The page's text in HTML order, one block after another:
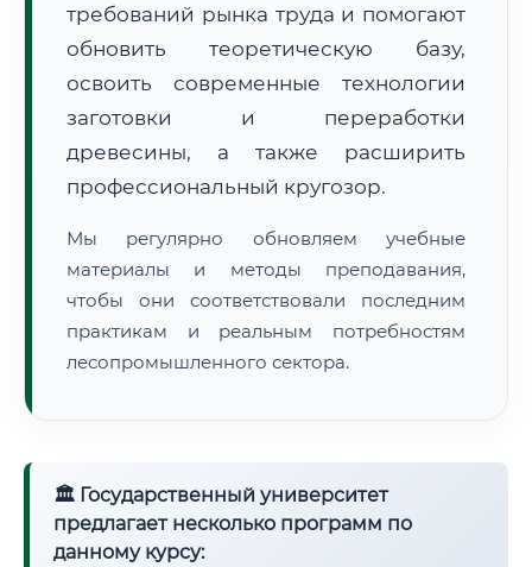
Расчет логистики оригиналов:
• Экспресс-доставка СДЭК / Почтой:
2–3 рабочих дня
📜 Документы и аккредитация
требований рынка труда и помогают
обновить теоретическую базу,
освоить современные технологии
заготовки и переработки
древесины, а также расширить
профессиональный кругозор.
Мы регулярно обновляем учебные
материалы и методы преподавания,
чтобы они соответствовали последним
практикам и реальным потребностям
лесопромышленного сектора.
🏛 Государственный университет
предлагает несколько программ по
данному курсу: